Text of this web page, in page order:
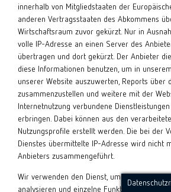
innerhalb von Mitgliedstaaten der
anderen Vertragsstaaten des Abkommens
Wirtschaftsraum zuvor gekürzt. Nur in
volle IP-Adresse an einen Server des
übertragen und dort gekürzt. Der Anbieter
diese Informationen benutzen, um in
unserer Website auszuwerten, Reports über
zusammenzustellen und weitere mit der
Internetnutzung verbundene
erbringen. Dabei können aus den
Nutzungsprofile erstellt werden. Die bei der
Dienstes übermittelte IP-Adresse wird nicht
Anbieters zusammengeführt.
Wir verwenden den Dienst, um die Nutzung
analysieren und einzelne Funktionen und